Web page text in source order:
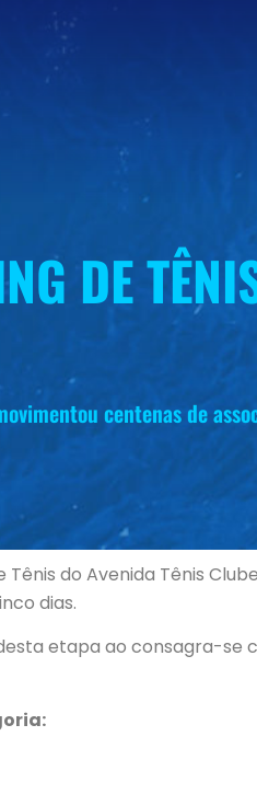
DE
centenas de
do Avenida Tênis
dias.
etapa ao consagra-se